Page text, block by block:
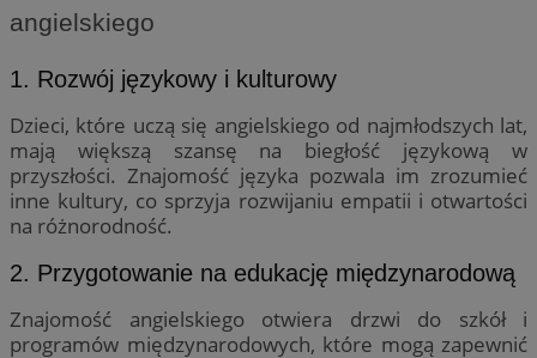
angielskiego
1. Rozwój językowy i kulturowy
Dzieci, które uczą się angielskiego od najmłodszych lat,
mają większą szansę na biegłość językową w
przyszłości. Znajomość języka pozwala im zrozumieć
inne kultury, co sprzyja rozwijaniu empatii i otwartości
na różnorodność.
2. Przygotowanie na edukację międzynarodową
Znajomość angielskiego otwiera drzwi do szkół i
programów międzynarodowych, które mogą zapewnić